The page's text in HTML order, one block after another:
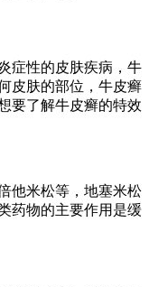
症性的皮肤疾病，牛
皮肤的部位，牛皮癣
要了解牛皮癣的特效
他米松等，地塞米松
药物的主要作用是缓